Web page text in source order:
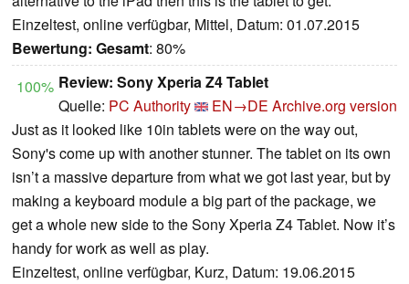
Einzeltest, online verfügbar, Mittel, Datum: 01.07.2015
Bewertung: Gesamt: 80%
100% Review: Sony Xperia Z4 Tablet
Quelle: PC Authority EN→DE Archive.org version
Just as it looked like 10in tablets were on the way out,
Sony's come up with another stunner. The tablet on its own
isn’t a massive departure from what we got last year, but by
making a keyboard module a big part of the package, we
get a whole new side to the Sony Xperia Z4 Tablet. Now it’s
handy for work as well as play.
Einzeltest, online verfügbar, Kurz, Datum: 19.06.2015